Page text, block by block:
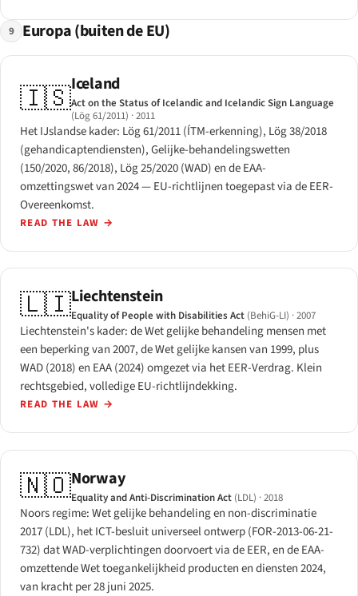
9 Europa (buiten de EU)
🇮🇸Iceland
Act on the Status of Icelandic and Icelandic Sign Language
(Lög 61/2011) · 2011
Het IJslandse kader: Lög 61/2011 (ÍTM-erkenning), Lög 38/2018
(gehandicaptendiensten), Gelijke-behandelingswetten
(150/2020, 86/2018), Lög 25/2020 (WAD) en de EAA-
omzettingswet van 2024 — EU-richtlijnen toegepast via de EER-
Overeenkomst.
READ THE LAW →
🇱🇮Liechtenstein
Equality of People with Disabilities Act (BehiG-LI) · 2007
Liechtenstein's kader: de Wet gelijke behandeling mensen met
een beperking van 2007, de Wet gelijke kansen van 1999, plus
WAD (2018) en EAA (2024) omgezet via het EER-Verdrag. Klein
rechtsgebied, volledige EU-richtlijndekking.
READ THE LAW →
🇳🇴Norway
Equality and Anti-Discrimination Act (LDL) · 2018
Noors regime: Wet gelijke behandeling en non-discriminatie
2017 (LDL), het ICT-besluit universeel ontwerp (FOR-2013-06-21-
732) dat WAD-verplichtingen doorvoert via de EER, en de EAA-
omzettende Wet toegankelijkheid producten en diensten 2024,
van kracht per 28 juni 2025.